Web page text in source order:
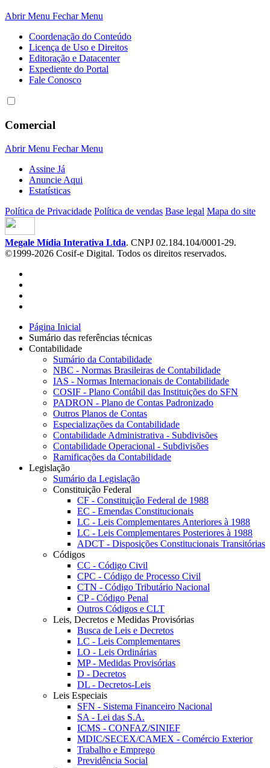
Abrir Menu Fechar Menu
Coordenação do Conteúdo
Licença de Uso e Direitos
Editoração e Datacenter
Expediente do Portal
Fale Conosco
Comercial
Abrir Menu Fechar Menu
Assine Já
Anuncie Aqui
Estatísticas
Política de Privacidade Política de vendas Base legal Mapa do site
Megale Mídia Interativa Ltda. CNPJ 02.184.104/0001-29.
©1999-2026 Cosif-e Digital. Todos os direitos reservados.
Página Inicial
Sumário das referências técnicas
Contabilidade
Sumário da Contabilidade
NBC - Normas Brasileiras de Contabilidade
IAS - Normas Internacionais de Contabilidade
COSIF - Plano Contábil das Instituições do SFN
PADRON - Plano de Contas Padronizado
Outros Planos de Contas
Especializações da Contabilidade
Contabilidade Administrativa - Subdivisões
Contabilidade Operacional - Subdivisões
Ramificações da Contabilidade
Legislação
Sumário da Legislação
Constituição Federal
CF - Constituição Federal de 1988
EC - Emendas Constitucionais
LC - Leis Complementares Anteriores à 1988
LC - Leis Complementares Posteriores à 1988
ADCT - Disposições Constitucionais Transitórias
Códigos
CC - Código Civil
CPC - Código de Processo Civil
CTN - Código Tributário Nacional
CP - Código Penal
Outros Códigos e CLT
Leis, Decretos e Medidas Provisórias
Busca de Leis e Decretos
LC - Leis Complementares
LO - Leis Ordinárias
MP - Medidas Provisórias
D - Decretos
DL - Decretos-Leis
Leis Especiais
SFN - Sistema Financeiro Nacional
SA - Lei das S.A.
ICMS - CONFAZ/SINIEF
MDIC/SECEX/CAMEX - Comércio Exterior
Trabalho e Emprego
Previdência Social